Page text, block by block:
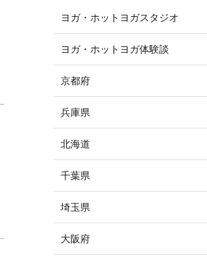
ヨガ・ホットヨガスタジオ
ヨガ・ホットヨガ体験談
京都府
兵庫県
北海道
千葉県
埼玉県
大阪府